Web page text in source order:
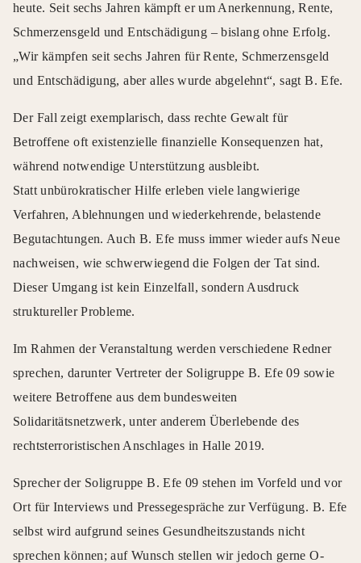
heute. Seit sechs Jahren kämpft er um Anerkennung, Rente,
Schmerzensgeld und Entschädigung – bislang ohne Erfolg.
„Wir kämpfen seit sechs Jahren für Rente, Schmerzensgeld
und Entschädigung, aber alles wurde abgelehnt“, sagt B. Efe.
Der Fall zeigt exemplarisch, dass rechte Gewalt für
Betroffene oft existenzielle finanzielle Konsequenzen hat,
während notwendige Unterstützung ausbleibt.
Statt unbürokratischer Hilfe erleben viele langwierige
Verfahren, Ablehnungen und wiederkehrende, belastende
Begutachtungen. Auch B. Efe muss immer wieder aufs Neue
nachweisen, wie schwerwiegend die Folgen der Tat sind.
Dieser Umgang ist kein Einzelfall, sondern Ausdruck
struktureller Probleme.
Im Rahmen der Veranstaltung werden verschiedene Redner
sprechen, darunter Vertreter der Soligruppe B. Efe 09 sowie
weitere Betroffene aus dem bundesweiten
Solidaritätsnetzwerk, unter anderem Überlebende des
rechtsterroristischen Anschlages in Halle 2019.
Sprecher der Soligruppe B. Efe 09 stehen im Vorfeld und vor
Ort für Interviews und Pressegespräche zur Verfügung. B. Efe
selbst wird aufgrund seines Gesundheitszustands nicht
sprechen können; auf Wunsch stellen wir jedoch gerne O-